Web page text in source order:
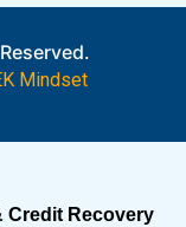
Mindset
Credit Recovery